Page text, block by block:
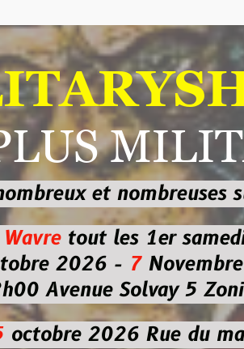
et nombreusessur les
tout les 1er samedi
- 7Novembre 2026
Solvay 5 Zoning
2026Rue du marché